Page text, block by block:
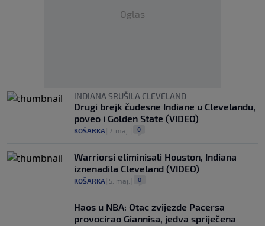
Oglas
INDIANA SRUŠILA CLEVELAND
Drugi brejk čudesne Indiane u Clevelandu,
poveo i Golden State (VIDEO)
KOŠARKA 7. maj. 0
Warriorsi eliminisali Houston, Indiana
iznenadila Cleveland (VIDEO)
KOŠARKA 5. maj. 0
Haos u NBA: Otac zvijezde Pacersa
provocirao Giannisa, jedva spriječena